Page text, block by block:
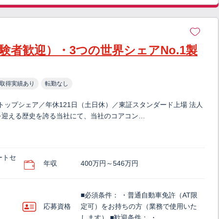
者歓迎）・3つの世界シェアNo.1製
得実績あり 転勤なし
プシェア／年休121日（土日休）／東証スタンダード上場 法人
える歴史を誇る当社にて、当社のコアコン…
トセ
年収 400万円～546万円
応募資格
■必須条件： ・普通自動車免許（AT限
定可）をお持ちの方（業務で使用いた